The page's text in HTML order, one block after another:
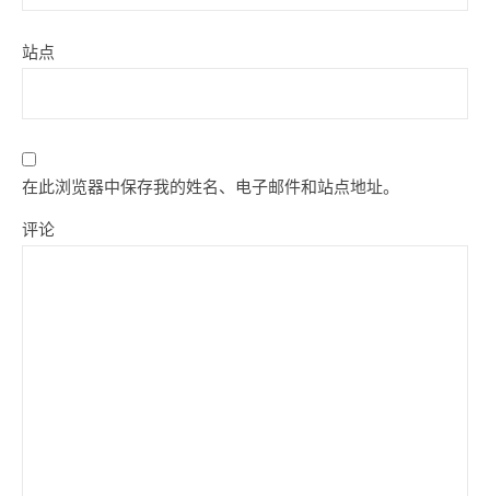
站点
在此浏览器中保存我的姓名、电子邮件和站点地址。
评论